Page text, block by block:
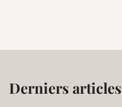
Derniers articles